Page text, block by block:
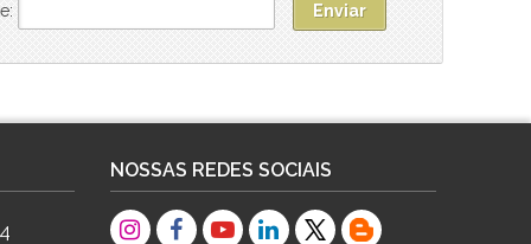
NOSSAS REDES SOCIAIS